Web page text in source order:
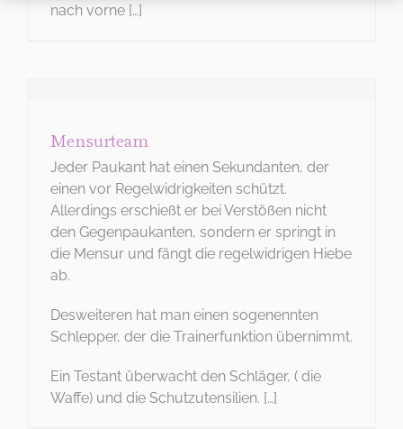
nach vorne […]
Mensurteam
Jeder Paukant hat einen Sekundanten, der
einen vor Regelwidrigkeiten schützt.
Allerdings erschießt er bei Verstößen nicht
den Gegenpaukanten, sondern er springt in
die Mensur und fängt die regelwidrigen Hiebe
ab.
Desweiteren hat man einen sogenennten
Schlepper, der die Trainerfunktion übernimmt.
Ein Testant überwacht den Schläger, ( die
Waffe) und die Schutzutensilien. […]